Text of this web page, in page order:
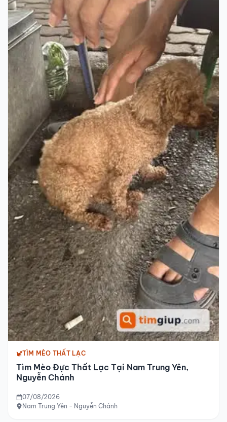
TÌM MÈO THẤT LẠC
Tìm Mèo Đực Thất Lạc Tại Nam Trung Yên,
Nguyễn Chánh
07/08/2026
Nam Trung Yên - Nguyễn Chánh